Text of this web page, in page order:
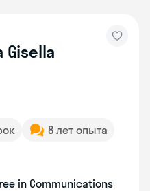
Gisella
8 лет опыта
in Communications